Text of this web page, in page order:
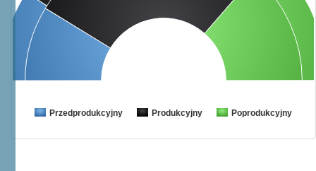
Przedprodukcyjny Produkcyjny Poprodukcyjny